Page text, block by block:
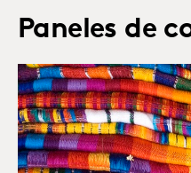
Paneles de